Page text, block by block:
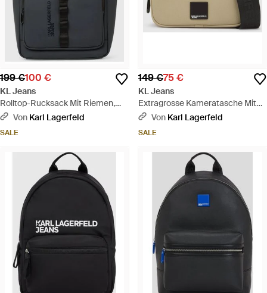
199 €100 €
KL Jeans
Rolltop-Rucksack Mit Riemen,
Herren, Größe - Schwarz
Von Karl Lagerfeld
SALE
149 €75 €
KL Jeans
Extragrosse Kameratasche Mit
Box-Logo, Herren, Größe - Natur
Von Karl Lagerfeld
SALE